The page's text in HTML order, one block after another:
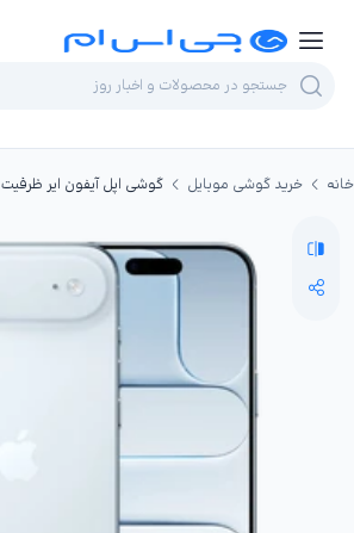
خانه خرید گوشی موبایل گوشی اپل آیفون ایر ظرفیت 512GB رم 12GB